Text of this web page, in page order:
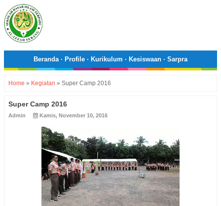
Beranda· Profile · Kurikulum · Kesiswaan · Sarpra
Home » Kegiatan » Super Camp 2016
Super Camp 2016
Admin Kamis, November 10, 2016